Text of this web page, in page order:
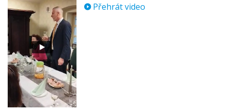
Přehrát video